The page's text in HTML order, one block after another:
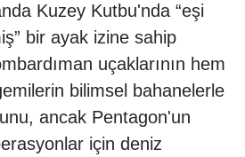
Kuzey Kutbu'nda “eşi
bir ayak izine sahip
uçaklarının hem
bilimsel bahanelerle
ancak Pentagon'un
için deniz